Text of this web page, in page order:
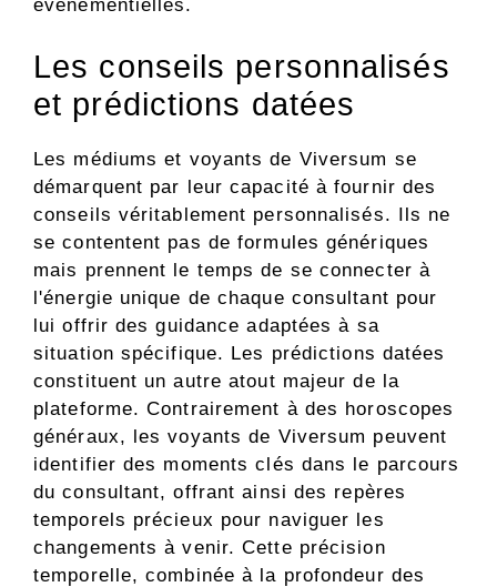
événementielles.
Les conseils personnalisés
et prédictions datées
Les médiums et voyants de Viversum se
démarquent par leur capacité à fournir des
conseils véritablement personnalisés. Ils ne
se contentent pas de formules génériques
mais prennent le temps de se connecter à
l'énergie unique de chaque consultant pour
lui offrir des guidance adaptées à sa
situation spécifique. Les prédictions datées
constituent un autre atout majeur de la
plateforme. Contrairement à des horoscopes
généraux, les voyants de Viversum peuvent
identifier des moments clés dans le parcours
du consultant, offrant ainsi des repères
temporels précieux pour naviguer les
changements à venir. Cette précision
temporelle, combinée à la profondeur des